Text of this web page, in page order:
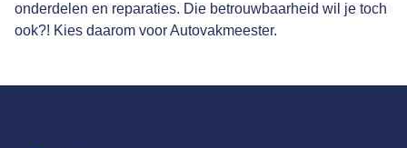
onderdelen en reparaties. Die betrouwbaarheid wil je toch
ook?! Kies daarom voor Autovakmeester.